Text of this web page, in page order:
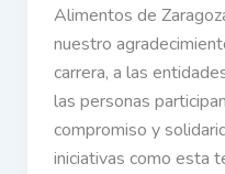
Alimentos de
nuestro
carrera, a las
las personas
compromiso y
iniciativas como esta